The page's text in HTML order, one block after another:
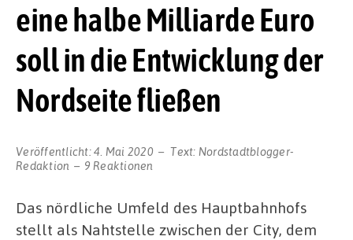
eine halbe Milliarde Euro
soll in die Entwicklung der
Nordseite fließen
Veröffentlicht:4. Mai 2020 Text: Nordstadtblogger-
Redaktion
9 Reaktionen
Das nördliche Umfeld des Hauptbahnhofs
stellt als Nahtstelle zwischen der City, dem